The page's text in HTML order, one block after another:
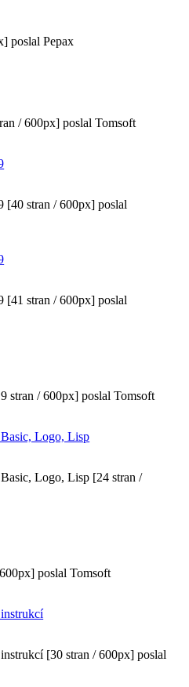
poslal Pepax
/ 600px] poslal Tomsoft
[40 stran / 600px] poslal
[41 stran / 600px] poslal
stran / 600px] poslal Tomsoft
Logo, Lisp
Logo, Lisp [24 stran /
poslal Tomsoft
[30 stran / 600px] poslal